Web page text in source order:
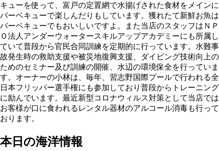
キューを使って、富戸の定置網で水揚げされた食材をメインに
バーベキューで楽しんだりもしています。獲れたて新鮮お魚は
バーベキューでもおいしいですよ。また当店のスタッフはＮＰ
Ｏ法人アンダーウォータースキルアップアカデミーにも所属し
ていて普段から官民合同訓練を定期的に行っています。水難事
故発生時の救助支援や被災地復興支援、ダイビング技術向上の
ためのセミナー及び訓練の開催、水辺の環境保全を行っていま
す。オーナーの小林は、毎年、習志野国際プールで行われる全
日本フリッパー選手権にも参加しており普段からトレーニング
に励んでいます。最近新型コロナウィルス対策として当店では
お客様が口に食われるレンタル器材のアルコール消毒も行って
おります。
本日の海洋情報